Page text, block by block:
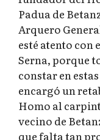
Padua de
Arquero
esté atento con
Serna, porque
constar en
encargó un
Homo al
vecino de
que falta tan